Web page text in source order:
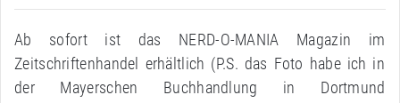
Ab sofort ist das NERD-O-MANIA Magazin im
Zeitschriftenhandel erhältlich (P.S. das Foto habe ich in
der Mayerschen Buchhandlung in Dortmund